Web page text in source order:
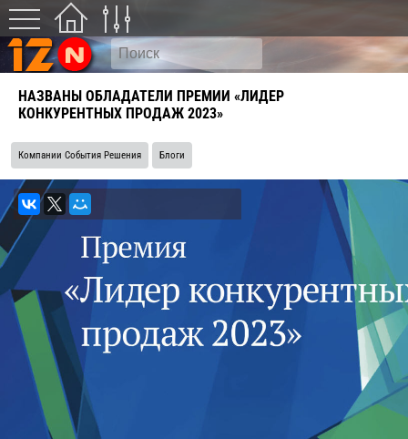
НАЗВАНЫ ОБЛАДАТЕЛИ ПРЕМИИ «ЛИДЕР
КОНКУРЕНТНЫХ ПРОДАЖ 2023»
Компании События Решения Блоги